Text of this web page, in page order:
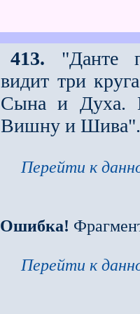
413. "Данте
видит три
Сына и Духа.
Вишну и Шива".
Перейти к
Ошибка!
Перейти к